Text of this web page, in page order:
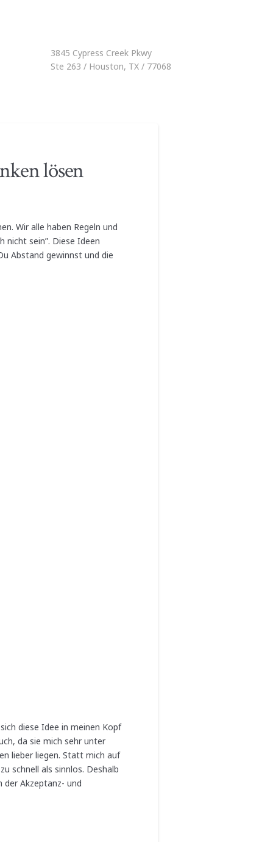
3845 Cypress Creek Pkwy
Ste 263 / Houston, TX / 77068
lösen
Wir alle haben Regeln und
nicht sein”. Diese Ideen
Abstand gewinnst und die
diese Idee in meinen Kopf
da sie mich sehr unter
lieber liegen. Statt mich auf
schnell als sinnlos. Deshalb
der Akzeptanz- und